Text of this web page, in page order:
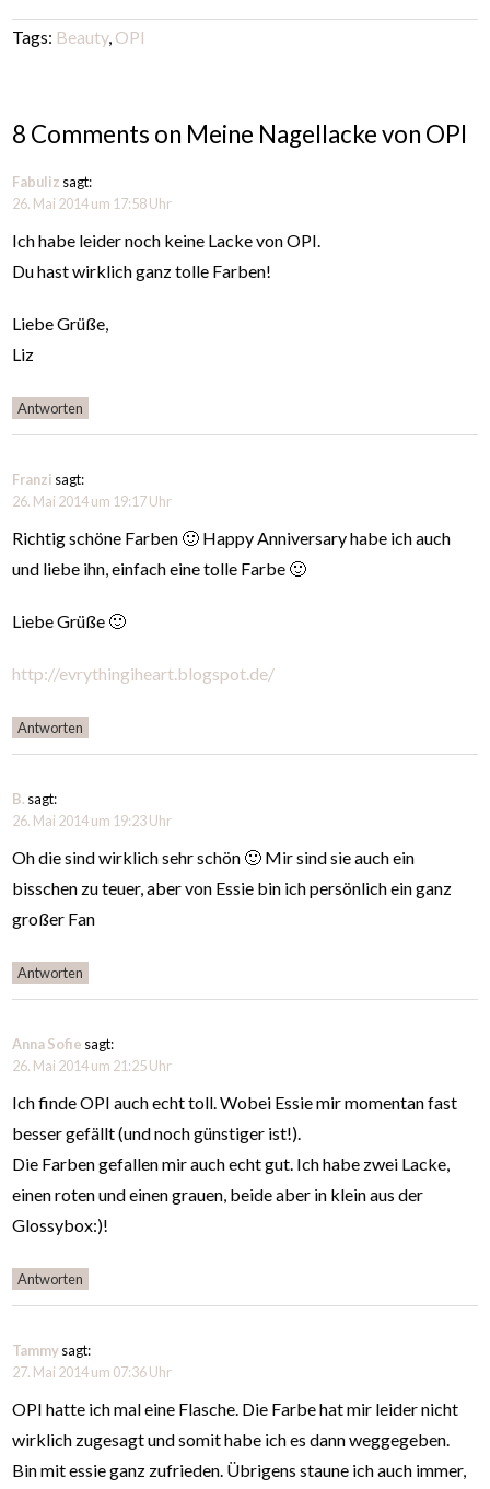
Tags: Beauty, OPI
8 Comments on Meine Nagellacke von OPI
Fabuliz sagt:
26. Mai 2014 um 17:58 Uhr
Ich habe leider noch keine Lacke von OPI.
Du hast wirklich ganz tolle Farben!
Liebe Grüße,
Liz
Antworten
Franzi sagt:
26. Mai 2014 um 19:17 Uhr
Richtig schöne Farben 🙂 Happy Anniversary habe ich auch
und liebe ihn, einfach eine tolle Farbe 🙂
Liebe Grüße 🙂
http://evrythingiheart.blogspot.de/
Antworten
B. sagt:
26. Mai 2014 um 19:23 Uhr
Oh die sind wirklich sehr schön 🙂 Mir sind sie auch ein
bisschen zu teuer, aber von Essie bin ich persönlich ein ganz
großer Fan
Antworten
Anna Sofie sagt:
26. Mai 2014 um 21:25 Uhr
Ich finde OPI auch echt toll. Wobei Essie mir momentan fast
besser gefällt (und noch günstiger ist!).
Die Farben gefallen mir auch echt gut. Ich habe zwei Lacke,
einen roten und einen grauen, beide aber in klein aus der
Glossybox:)!
Antworten
Tammysagt:
27. Mai 2014 um 07:36 Uhr
OPI hatte ich mal eine Flasche. Die Farbe hat mir leider nicht
wirklich zugesagt und somit habe ich es dann weggegeben.
Bin mit essie ganz zufrieden. Übrigens staune ich auch immer,